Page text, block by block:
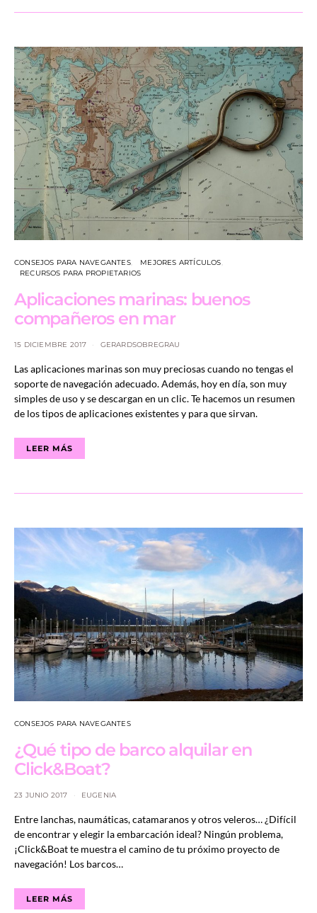
CONSEJOS PARA NAVEGANTES
MEJORES ARTÍCULOS
RECURSOS PARA PROPIETARIOS
Aplicaciones marinas: buenos
compañeros en mar
15 DICIEMBRE 2017 GERARDSOBREGRAU
Las aplicaciones marinas son muy preciosas cuando no tengas el
soporte de navegación adecuado. Además, hoy en día, son muy
simples de uso y se descargan en un clic. Te hacemos un resumen
de los tipos de aplicaciones existentes y para que sirvan.
LEER MÁS
CONSEJOS PARA NAVEGANTES
¿Qué tipo de barco alquilar en
Click&Boat?
23 JUNIO 2017 EUGENIA
Entre lanchas, naumáticas, catamaranos y otros veleros… ¿Difícil
de encontrar y elegir la embarcación ideal? Ningún problema,
¡Click&Boat te muestra el camino de tu próximo proyecto de
navegación! Los barcos…
LEER MÁS